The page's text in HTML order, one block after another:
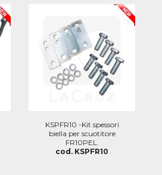
KSPFR10 -Kit spessori
biella per scuotitore
FR10PEL.
cod. KSPFR10